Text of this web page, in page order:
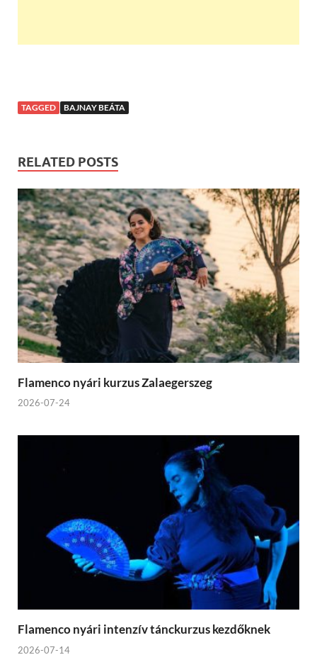
TAGGED BAJNAY BEÁTA
RELATED POSTS
Flamenco nyári kurzus Zalaegerszeg
2026-07-24
Flamenco nyári intenzív tánckurzus kezdőknek
2026-07-14